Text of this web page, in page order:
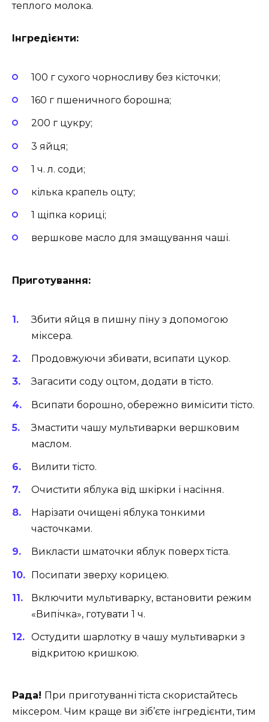
теплого молока.
Інгредієнти:
100 г сухого чорносливу без кісточки;
160 г пшеничного борошна;
200 г цукру;
3 яйця;
1 ч. л. соди;
кілька крапель оцту;
1 щіпка кориці;
вершкове масло для змащування чаші.
Приготування:
Збити яйця в пишну піну з допомогою
міксера.
Продовжуючи збивати, всипати цукор.
Загасити соду оцтом, додати в тісто.
Всипати борошно, обережно вимісити тісто.
Змастити чашу мультиварки вершковим
маслом.
Вилити тісто.
Очистити яблука від шкірки і насіння.
Нарізати очищені яблука тонкими
часточками.
Викласти шматочки яблук поверх тіста.
Посипати зверху корицею.
Включити мультиварку, встановити режим
«Випічка», готувати 1 ч.
Остудити шарлотку в чашу мультиварки з
відкритою кришкою.
Рада! При приготуванні тіста скористайтесь
міксером. Чим краще ви зіб’єте інгредієнти, тим